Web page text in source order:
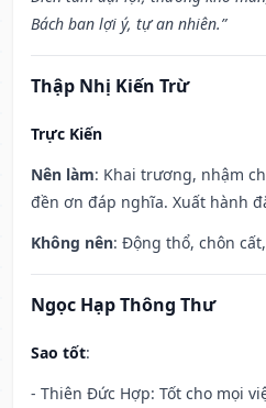
Bách ban lợi ý, tự an nhiên.”
Thập Nhị Kiến Trừ
Trực Kiến
Nên làm: Khai trương, nhậm
đền ơn đáp nghĩa. Xuất hành
Không nên: Động thổ, chôn
Ngọc Hạp Thông Thư
Sao tốt:
- Thiên Đức Hợp: Tốt cho mọi